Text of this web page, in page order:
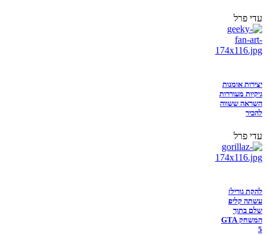
עדי פרל
יצירות אומנות
גיקיות מעוררות
השראה ששווה
להכיר
עדי פרל
להקת גורילז
עשתה קליפ
שלם בתוך
המשחק GTA
5